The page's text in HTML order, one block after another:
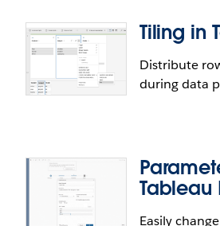
Améliorations de
hors ligne
messages d’erreur plus clairs et
dénomination de fichier
Tiling in
Distribute
during data
Tableau
Easily